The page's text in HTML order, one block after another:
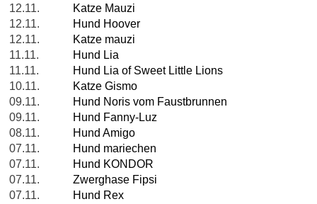
12.11.
Katze Mauzi
12.11.
Hund Hoover
12.11.
Katze mauzi
11.11.
Hund Lia
11.11.
Hund Lia of Sweet Little Lions
10.11.
Katze Gismo
09.11.
Hund Noris vom Faustbrunnen
09.11.
Hund Fanny-Luz
08.11.
Hund Amigo
07.11.
Hund mariechen
07.11.
Hund KONDOR
07.11.
Zwerghase Fipsi
07.11.
Hund Rex